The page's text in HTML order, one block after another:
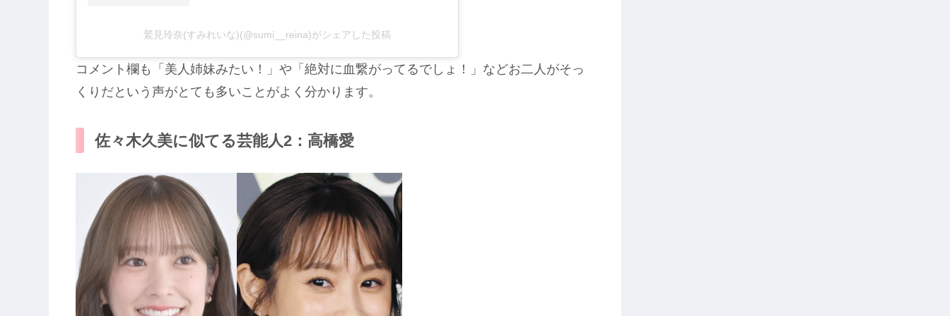
鷲見玲奈(すみれいな)(@sumi__reina)がシェアした投稿
コメント欄も「美人姉妹みたい！」や「絶対に血繋がってるでしょ！」などお二人がそっ
くりだという声がとても多いことがよく分かります。
佐々木久美に似てる芸能人2：高橋愛